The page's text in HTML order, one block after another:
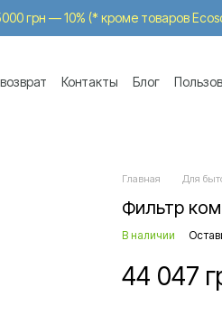
грн — 10% (* кроме товаров
Контакты Блог
Главная Для
Фильтр
В наличии
44 047